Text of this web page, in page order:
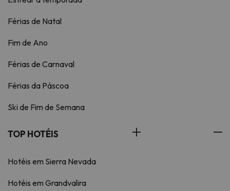
Férias de Natal
Fim de Ano
Férias de Carnaval
Férias da Páscoa
Ski de Fim de Semana
TOP HOTÉIS
Hotéis em Sierra Nevada
Hotéis em Grandvalira